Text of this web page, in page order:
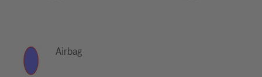
Airbag